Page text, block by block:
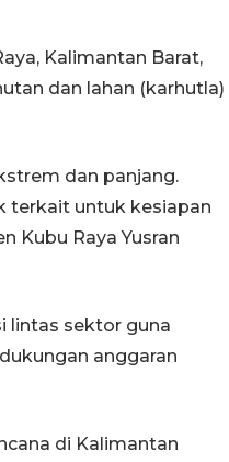
Kalimantan Barat,
dan lahan (karhutla)
dan panjang.
terkait untuk kesiapan
Kubu Raya Yusran
lintas sektor guna
anggaran
di Kalimantan